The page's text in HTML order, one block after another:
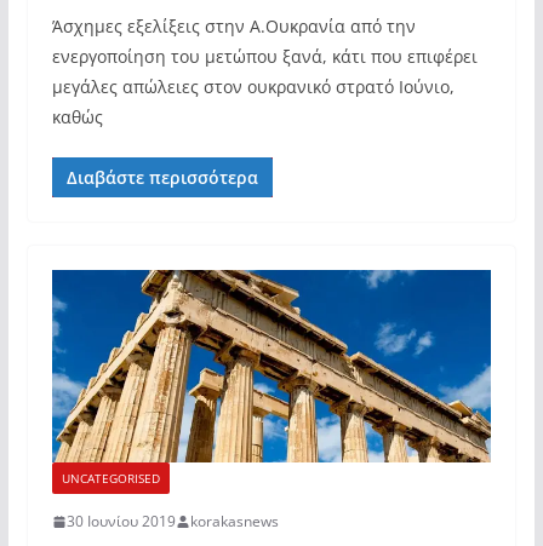
Άσχημες εξελίξεις στην Α.Ουκρανία από την
ενεργοποίηση του μετώπου ξανά, κάτι που επιφέρει
μεγάλες απώλειες στον ουκρανικό στρατό Ιούνιο,
καθώς
Διαβάστε περισσότερα
UNCATEGORISED
30 Ιουνίου 2019 korakasnews